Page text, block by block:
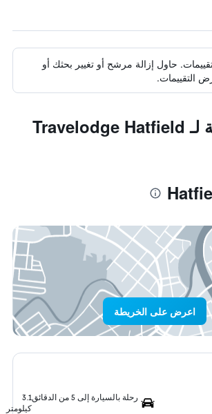
حاول إزالة مرشح أو تغيير بحثك أو
فنادق مشابهة لـ Travelodge Hatfield
اعرض على الخريطة
رحلة بالسيارة إلى 5 من الدقائق
3.1
كيلومتر